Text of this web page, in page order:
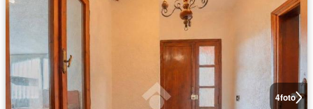
4foto